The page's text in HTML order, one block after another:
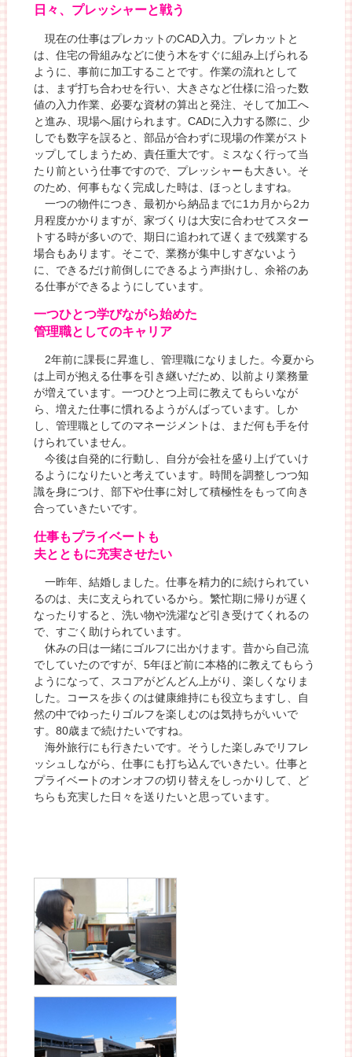
日々、プレッシャーと戦う
現在の仕事はプレカットのCAD入力。プレカットと
は、住宅の骨組みなどに使う木をすぐに組み上げられる
ように、事前に加工することです。作業の流れとして
は、まず打ち合わせを行い、大きさなど仕様に沿った数
値の入力作業、必要な資材の算出と発注、そして加工へ
と進み、現場へ届けられます。CADに入力する際に、少
しでも数字を誤ると、部品が合わずに現場の作業がスト
ップしてしまうため、責任重大です。ミスなく行って当
たり前という仕事ですので、プレッシャーも大きい。そ
のため、何事もなく完成した時は、ほっとしますね。
一つの物件につき、最初から納品までに1カ月から2カ
月程度かかりますが、家づくりは大安に合わせてスター
トする時が多いので、期日に追われて遅くまで残業する
場合もあります。そこで、業務が集中しすぎないよう
に、できるだけ前倒しにできるよう声掛けし、余裕のあ
る仕事ができるようにしています。
一つひとつ学びながら始めた
管理職としてのキャリア
2年前に課長に昇進し、管理職になりました。今夏から
は上司が抱える仕事を引き継いだため、以前より業務量
が増えています。一つひとつ上司に教えてもらいなが
ら、増えた仕事に慣れるようがんばっています。しか
し、管理職としてのマネージメントは、まだ何も手を付
けられていません。
今後は自発的に行動し、自分が会社を盛り上げていけ
るようになりたいと考えています。時間を調整しつつ知
識を身につけ、部下や仕事に対して積極性をもって向き
合っていきたいです。
仕事もプライベートも
夫とともに充実させたい
一昨年、結婚しました。仕事を精力的に続けられてい
るのは、夫に支えられているから。繁忙期に帰りが遅く
なったりすると、洗い物や洗濯など引き受けてくれるの
で、すごく助けられています。
休みの日は一緒にゴルフに出かけます。昔から自己流
でしていたのですが、5年ほど前に本格的に教えてもらう
ようになって、スコアがどんどん上がり、楽しくなりま
した。コースを歩くのは健康維持にも役立ちますし、自
然の中でゆったりゴルフを楽しむのは気持ちがいいで
す。80歳まで続けたいですね。
海外旅行にも行きたいです。そうした楽しみでリフレ
ッシュしながら、仕事にも打ち込んでいきたい。仕事と
プライベートのオンオフの切り替えをしっかりして、ど
ちらも充実した日々を送りたいと思っています。